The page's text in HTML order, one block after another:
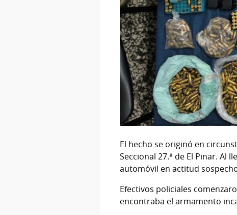
El hecho se originó en
Seccional 27.ª de El Pinar. Al
automóvil en actitud
Efectivos policiales
encontraba el armamento